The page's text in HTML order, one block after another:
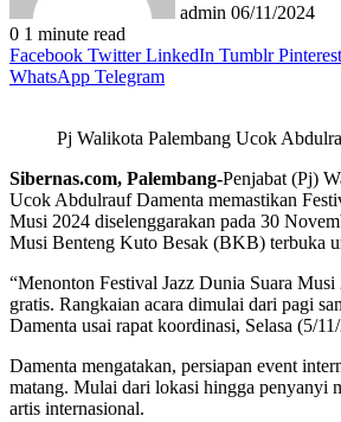
admin 06/11/2024
0 1 minute read
Facebook Twitter LinkedIn Tumblr Pinterest
WhatsApp Telegram
Pj Walikota Palembang Ucok
Sibernas.com, Palembang-Penjabat (Pj)
Ucok Abdulrauf Damenta memastikan
Musi 2024 diselenggarakan pada 30
Musi Benteng Kuto Besak (BKB) terbuka
“Menonton Festival Jazz Dunia Suara
gratis. Rangkaian acara dimulai dari pagi
Damenta usai rapat koordinasi, Selasa (5/
Damenta mengatakan, persiapan event
matang. Mulai dari lokasi hingga penyanyi
artis internasional.